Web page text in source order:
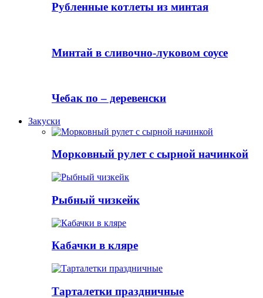
Рубленные котлеты из минтая
Минтай в сливочно-луковом соусе
Чебак по – деревенски
Закуски
Морковный рулет с сырной начинкой
Рыбный чизкейк
Кабачки в кляре
Тарталетки праздничные